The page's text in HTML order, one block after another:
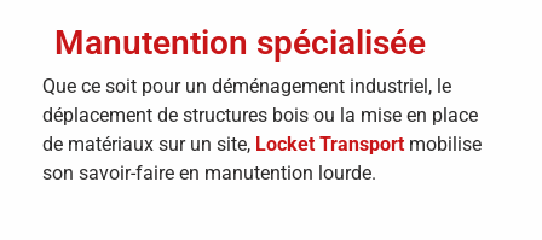
Manutention spécialisée
Que ce soit pour un déménagement industriel, le
déplacement de structures bois ou la mise en place
de matériaux sur un site, Locket Transport mobilise
son savoir-faire en manutention lourde.